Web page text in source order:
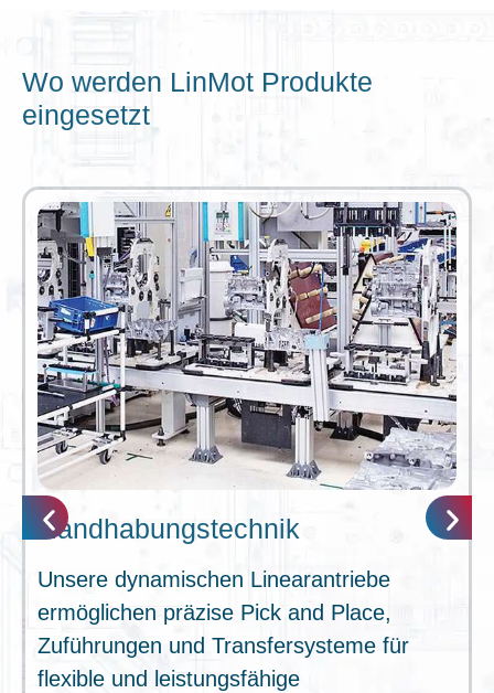
Wo werden LinMot Produkte
eingesetzt
Handhabungstechnik
Unsere dynamischen Linearantriebe
ermöglichen präzise Pick and Place,
Zuführungen und Transfersysteme für
flexible und leistungsfähige